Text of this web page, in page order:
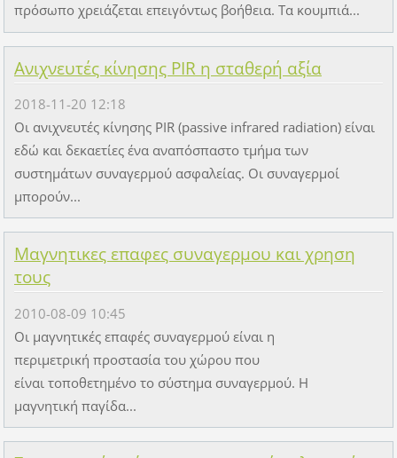
πρόσωπο χρειάζεται επειγόντως βοήθεια. Τα κουμπιά...
Ανιχνευτές κίνησης PIR η σταθερή αξία
2018-11-20 12:18
Οι ανιχνευτές κίνησης PIR (passive infrared radiation) είναι
εδώ και δεκαετίες ένα αναπόσπαστο τμήμα των
συστημάτων συναγερμού ασφαλείας. Οι συναγερμοί
μπορούν...
Μαγνητικες επαφες συναγερμου και χρηση
τους
2010-08-09 10:45
Οι μαγνητικές επαφές συναγερμού είναι η
περιμετρική προστασία του χώρου που
είναι τοποθετημένο το σύστημα συναγερμού. Η
μαγνητική παγίδα...